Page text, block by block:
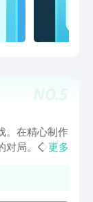
一格，可叠
与敌方棋子
发生撞机时，
一格，可照虚
到前方颜色
棋子最先到
玩家四个棋
率，其它概
对战模式，
NO.5
。在精心制作
对局。◇ 次
的美术、
更多